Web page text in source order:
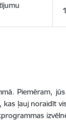
Piemēram,
ļauj noraidīt